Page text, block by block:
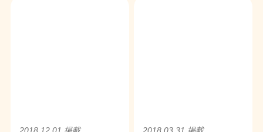
2018.12.01 掲載 2018.03.31 掲載